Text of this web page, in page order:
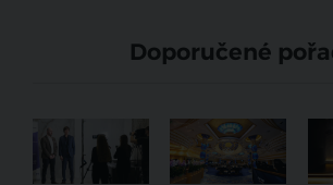
Doporučené